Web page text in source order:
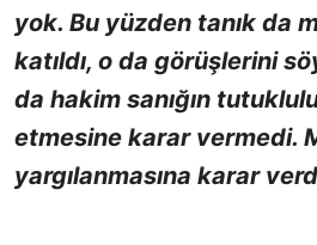
yok. Bu yüzden tanık da
katıldı, o da görüşlerini
da hakim sanığın
etmesine karar vermedi.
yargılanmasına karar